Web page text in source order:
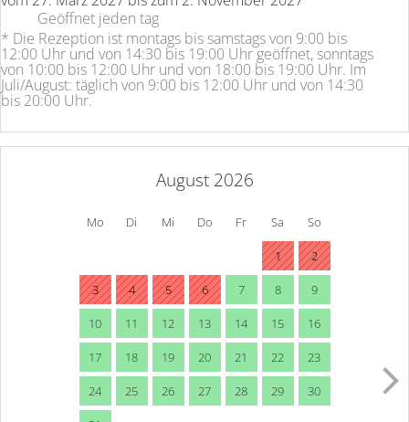
Geöffnet jeden tag
* Die Rezeption ist montags bis samstags von 9:00 bis
12:00 Uhr und von 14:30 bis 19:00 Uhr geöffnet, sonntags
von 10:00 bis 12:00 Uhr und von 18:00 bis 19:00 Uhr. Im
Juli/August: täglich von 9:00 bis 12:00 Uhr und von 14:30
bis 20:00 Uhr.
August 2026
Mo Di Mi Do Fr Sa So
1 2
3 4 5 6 7 8 9
10 11 12 13 14 15 16
17 18 19 20 21 22 23
24 25 26 27 28 29 30